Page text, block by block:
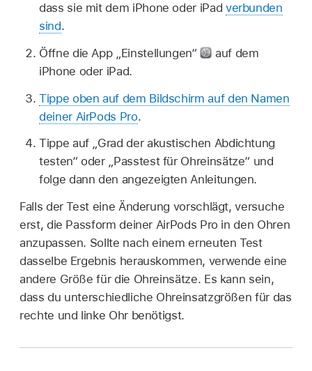
dass sie mit dem iPhone oder iPad verbunden
sind.
Öffne die App „Einstellungen“
auf dem
iPhone oder iPad.
Tippe oben auf dem Bildschirm auf den Namen
deiner AirPods Pro.
Tippe auf „Grad der akustischen Abdichtung
testen“ oder „Passtest für Ohreinsätze“ und
folge dann den angezeigten Anleitungen.
Falls der Test eine Änderung vorschlägt, versuche
erst, die Passform deiner AirPods Pro in den Ohren
anzupassen. Sollte nach einem erneuten Test
dasselbe Ergebnis herauskommen, verwende eine
andere Größe für die Ohreinsätze. Es kann sein,
dass du unterschiedliche Ohreinsatzgrößen für das
rechte und linke Ohr benötigst.